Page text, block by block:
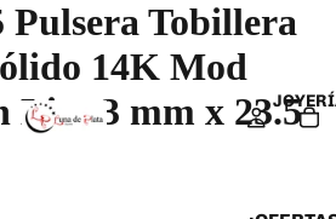
Pulsera Tobillera
14K Mod
3 mm x 23.5